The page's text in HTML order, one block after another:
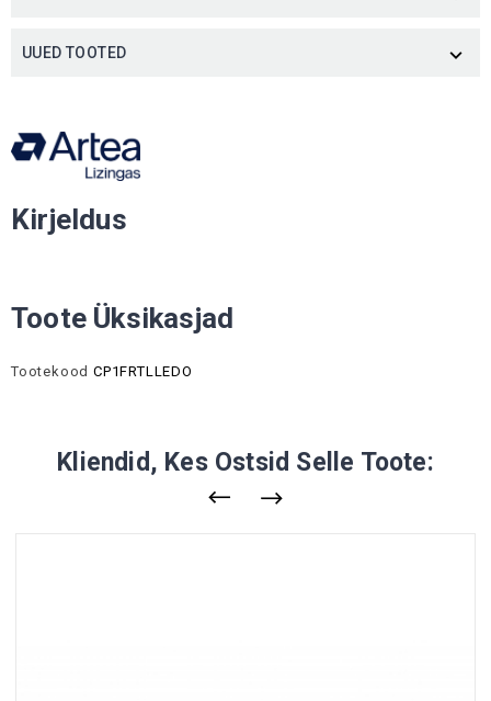
UUED TOOTED 
Kirjeldus
Toote Üksikasjad
Tootekood CP1FRTLLEDO
Kliendid, Kes Ostsid Selle Toote: